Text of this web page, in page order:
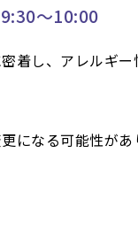
～10:00
着し、アレルギ
になる可能性があ